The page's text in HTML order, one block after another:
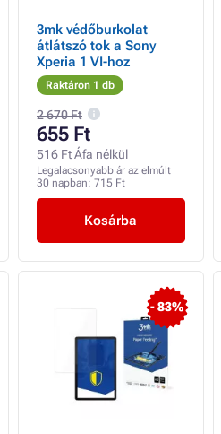
3mk védőburkolat
átlátszó tok a Sony
Xperia 1 VI-hoz
Raktáron 1 db
2 670 Ft
655 Ft
516 Ft Áfa nélkül
Legalacsonyabb ár az elmúlt
30 napban: 715 Ft
Kosárba
- 83%